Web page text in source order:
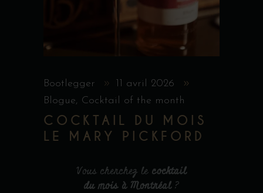
Bootlegger
11 avril 2026
Blogue, Cocktail of the month
COCKTAIL DU MOIS
LE MARY PICKFORD
Vous cherchez le cocktail
du mois à Montréal?